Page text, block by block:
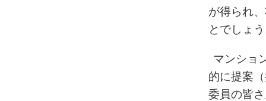
が得られ
とでしょ
マンショ
的に提案
委員の皆